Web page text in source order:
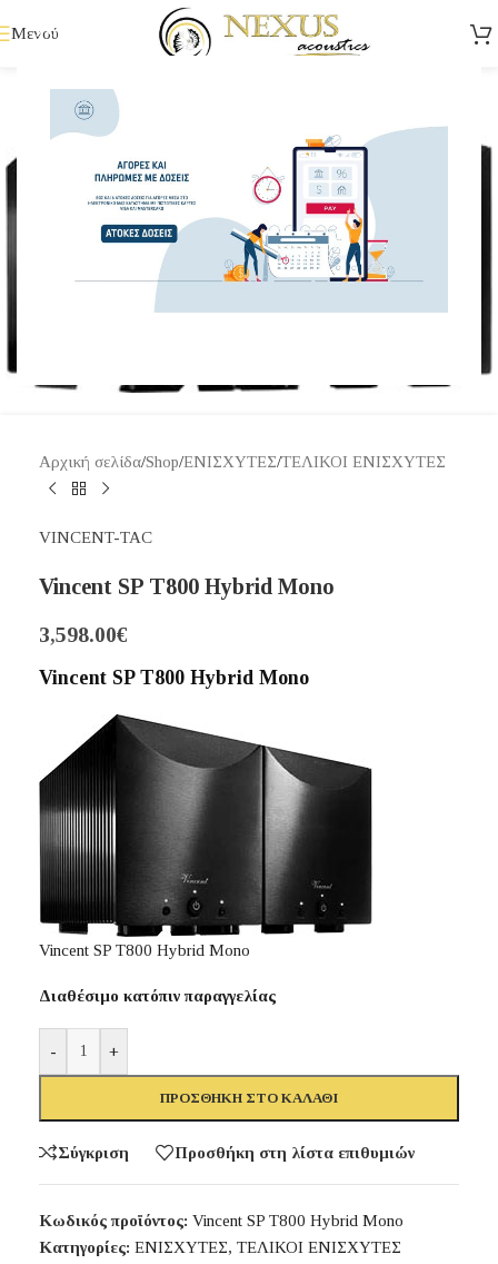
Μενού
Αρχική σελίδα/Shop/ΕΝΙΣΧΥΤΕΣ/ΤΕΛΙΚΟΙ ΕΝΙΣΧΥΤΕΣ
VINCENT-TAC
Vincent SP T800 Hybrid Mono
3,598.00€
Vincent SP T800 Hybrid Mono
Vincent SP T800 Hybrid Mono
Διαθέσιμο κατόπιν παραγγελίας
- +
ΠΡΟΣΘΉΚΗ ΣΤΟ ΚΑΛΆΘΙ
Σύγκριση Προσθήκη στη λίστα επιθυμιών
Κωδικός προϊόντος: Vincent SP T800 Hybrid Mono
Κατηγορίες: ΕΝΙΣΧΥΤΕΣ, ΤΕΛΙΚΟΙ ΕΝΙΣΧΥΤΕΣ